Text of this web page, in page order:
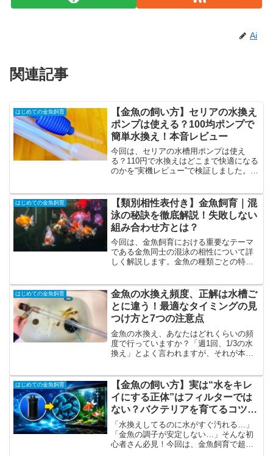
Ai
関連記事
はじめての金魚飼育
【金魚の飼い方】セリアの水換え
ポンプは使える？100均ポンプで
簡単水換え！本音レビュー
今回は、セリアの水槽用ポンプは使え
る？110円で水換えはどこまで快適になる
のかを“実機レビュー”で検証しました。
プで一気に解決。砂利あり水槽でのコ
ツ、時短の手順、メリット・デメリッ
ト、向いている使い方まで、やさしく解
説します。
はじめての金魚飼育
【類別相性表付き】金魚飼育｜混
泳の秘訣を徹底解説！失敗しない
組み合わせ方とは？
今回は、金魚飼育における重要なテーマ
である金魚同士の混泳の相性について詳
しく解説します。金魚の種類ごとの特性
ています。金魚飼育初心者の方から経験
者の方まで、役立つ情報が満載ですの
で、ぜひ最後までご覧ください。
はじめての金魚飼育
金魚の水換え頻度、正解は水槽ご
とに違う！最適なタイミングの見
つけ方と7つの注意点
金魚の水換え、あなたはどれくらいの頻
度で行っていますか？「週1回、1/3の水
換え」とよく言われますが、それが本当
む“水換えのタイミング”について、基本的
な目安から、自分の水槽に合った最適な
頻度の見つけ方まで、実体験をもとにわ
かりやすく解説します。さらに、簡易水
質検査を使った記録方法や、水換え時に
絶対に気をつけたい注意点も紹介。「正
しい頻度がわからない…」「水換えしす
ぎるのも不安…」という方にこそ見てほ
はじめての金魚飼育
【金魚の飼い方】実は“水をキレ
イにする正体”はフィルターでは
ない？バクテリアを育てるコツを
徹底解説
「水換えしてるのに水がすぐ汚れる…」
「金魚の調子が安定しない…」そんな初
心者さん必見！今回は、金魚飼育で超重